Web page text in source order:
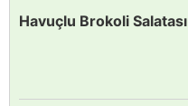
Havuçlu Brokoli Salatası